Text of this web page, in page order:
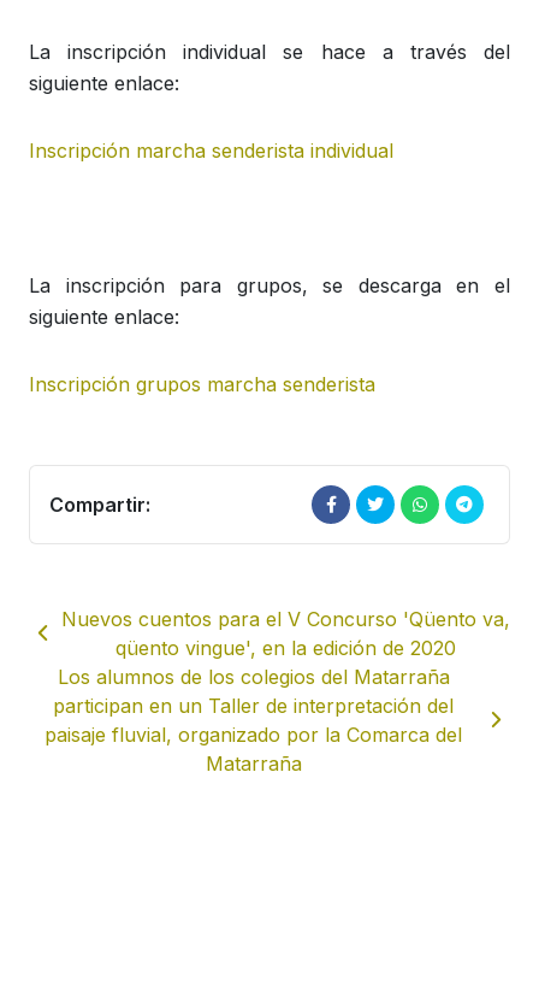
La inscripción individual se hace a través del
siguiente enlace:
Inscripción marcha senderista individual
La inscripción para grupos, se descarga en el
siguiente enlace:
Inscripción grupos marcha senderista
Compartir:
Nuevos cuentos para el V Concurso 'Qüento va,
qüento vingue', en la edición de 2020
Los alumnos de los colegios del Matarraña
participan en un Taller de interpretación del
paisaje fluvial, organizado por la Comarca del
Matarraña